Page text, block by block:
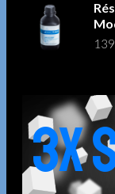
3X